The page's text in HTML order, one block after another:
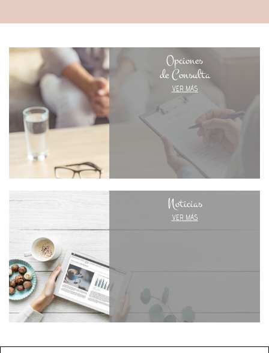
Opciones
de Consulta
VER MÁS
Noticias
VER MÁS